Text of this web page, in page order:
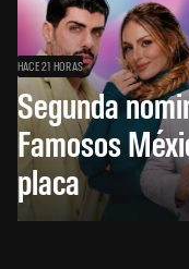
HACE 21 HORAS
Segunda
Famosos
placa